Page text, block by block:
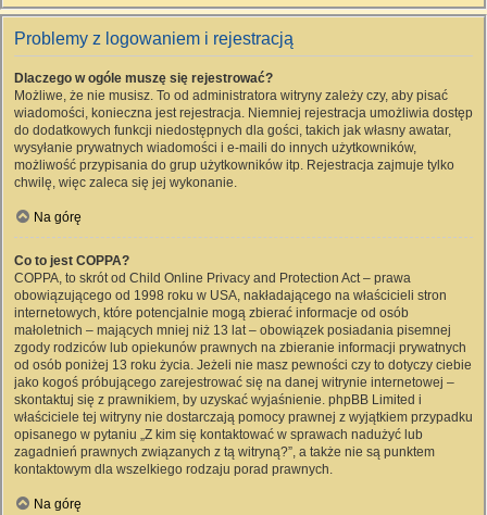
Problemy z logowaniem i rejestracją
Dlaczego w ogóle muszę się rejestrować?
Możliwe, że nie musisz. To od administratora witryny zależy czy, aby pisać
wiadomości, konieczna jest rejestracja. Niemniej rejestracja umożliwia dostęp
do dodatkowych funkcji niedostępnych dla gości, takich jak własny awatar,
wysyłanie prywatnych wiadomości i e-maili do innych użytkowników,
możliwość przypisania do grup użytkowników itp. Rejestracja zajmuje tylko
chwilę, więc zaleca się jej wykonanie.
Na górę
Co to jest COPPA?
COPPA, to skrót od Child Online Privacy and Protection Act – prawa
obowiązującego od 1998 roku w USA, nakładającego na właścicieli stron
internetowych, które potencjalnie mogą zbierać informacje od osób
małoletnich – mających mniej niż 13 lat – obowiązek posiadania pisemnej
zgody rodziców lub opiekunów prawnych na zbieranie informacji prywatnych
od osób poniżej 13 roku życia. Jeżeli nie masz pewności czy to dotyczy ciebie
jako kogoś próbującego zarejestrować się na danej witrynie internetowej –
skontaktuj się z prawnikiem, by uzyskać wyjaśnienie. phpBB Limited i
właściciele tej witryny nie dostarczają pomocy prawnej z wyjątkiem przypadku
opisanego w pytaniu „Z kim się kontaktować w sprawach nadużyć lub
zagadnień prawnych związanych z tą witryną?”, a także nie są punktem
kontaktowym dla wszelkiego rodzaju porad prawnych.
Na górę